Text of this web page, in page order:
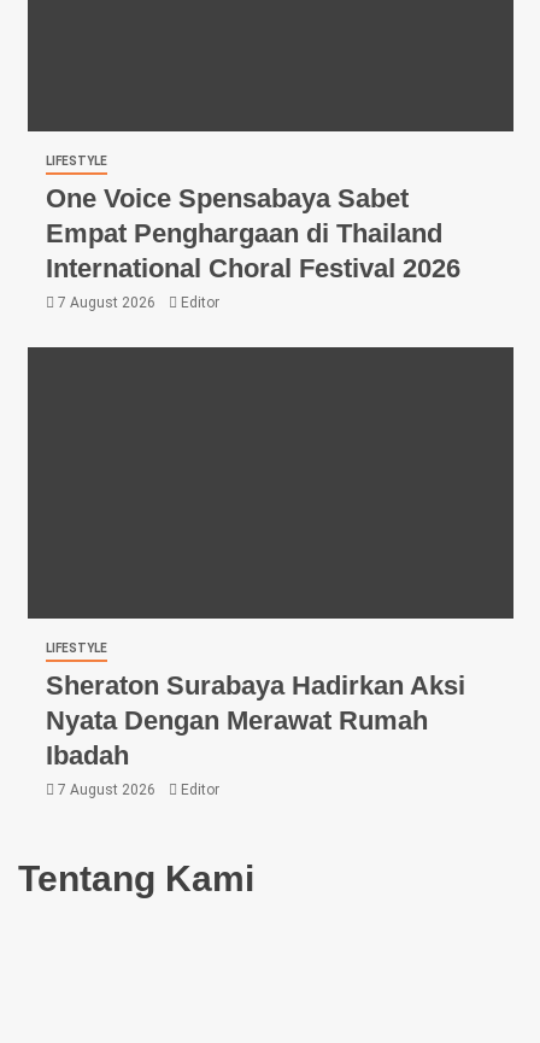
LIFESTYLE
One Voice Spensabaya Sabet
Empat Penghargaan di Thailand
International Choral Festival 2026
7 August 2026 Editor
LIFESTYLE
Sheraton Surabaya Hadirkan Aksi
Nyata Dengan Merawat Rumah
Ibadah
7 August 2026 Editor
Tentang Kami